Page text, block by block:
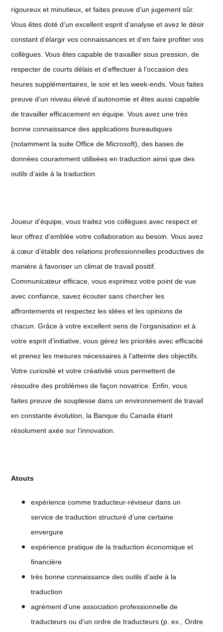
rigoureux et minutieux, et faites preuve d’un jugement sûr.
Vous êtes doté d’un excellent esprit d’analyse et avez le désir
constant d’élargir vos connaissances et d’en faire profiter vos
collègues. Vous êtes capable de travailler sous pression, de
respecter de courts délais et d’effectuer à l’occasion des
heures supplémentaires, le soir et les week-ends. Vous faites
preuve d’un niveau élevé d’autonomie et êtes aussi capable
de travailler efficacement en équipe. Vous avez une très
bonne connaissance des applications bureautiques
(notamment la suite Office de Microsoft), des bases de
données couramment utilisées en traduction ainsi que des
outils d’aide à la traduction.
Joueur d’équipe, vous traitez vos collègues avec respect et
leur offrez d’emblée votre collaboration au besoin. Vous avez
à cœur d’établir des relations professionnelles productives de
manière à favoriser un climat de travail positif.
Communicateur efficace, vous exprimez votre point de vue
avec confiance, savez écouter sans chercher les
affrontements et respectez les idées et les opinions de
chacun. Grâce à votre excellent sens de l’organisation et à
votre esprit d’initiative, vous gérez les priorités avec efficacité
et prenez les mesures nécessaires à l’atteinte des objectifs.
Votre curiosité et votre créativité vous permettent de
résoudre des problèmes de façon novatrice. Enfin, vous
faites preuve de souplesse dans un environnement de travail
en constante évolution, la Banque du Canada étant
résolument axée sur l’innovation.
Atouts
expérience comme traducteur-réviseur dans un
service de traduction structuré d’une certaine
envergure
expérience pratique de la traduction économique et
financière
très bonne connaissance des outils d’aide à la
traduction
agrément d’une association professionnelle de
traducteurs ou d’un ordre de traducteurs (p. ex., Ordre